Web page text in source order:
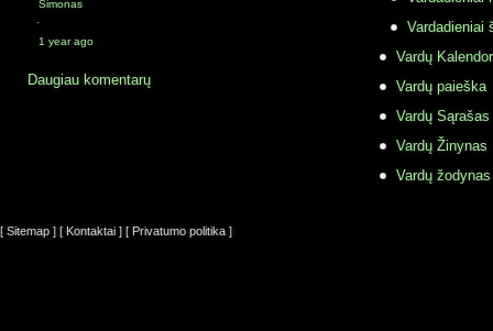
Simonas
·
1 year ago
Daugiau komentarų
Vardadieniai
Vardų
Vardų paieška
Vardų Sąrašas
Vardų Žinynas
Vardų
[ Sitemap ] [ Kontaktai ] [ Privatumo politika ]